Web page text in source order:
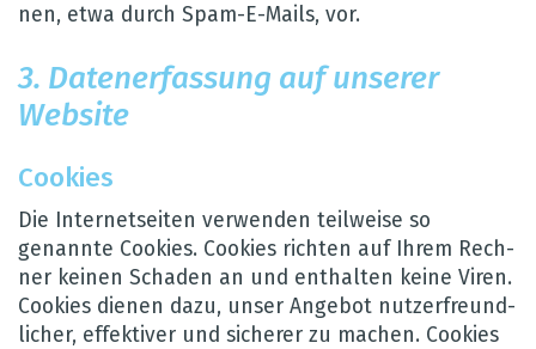
nen, etwa durch Spam-E-Mails, vor.
3. Daten­er­fas­sung auf unse­rer
Web­site
Coo­kies
Die Inter­net­sei­ten ver­wen­den teil­weise so
genannte Coo­kies. Coo­kies rich­ten auf Ihrem Rech­
ner kei­nen Scha­den an und ent­hal­ten keine Viren.
Coo­kies die­nen dazu, unser Ange­bot nut­zer­freund­
li­cher, effek­ti­ver und siche­rer zu machen. Coo­kies